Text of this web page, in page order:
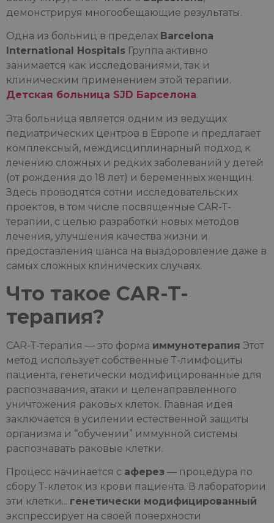
демонстрируя многообещающие результаты.
Одна из больниц в пределах Barcelona
International Hospitals Группа активно
занимается как исследованиями, так и
клиническим применением этой терапии.
Детская больница SJD Барселона.
Эта больница является одним из ведущих
педиатрических центров в Европе и предлагает
комплексный, междисциплинарный подход к
лечению сложных и редких заболеваний у детей
(от рождения до 18 лет) и беременных женщин.
Здесь проводятся сотни исследовательских
проектов, в том числе посвященные CAR-T-
терапии, с целью разработки новых методов
лечения, улучшения качества жизни и
предоставления шанса на выздоровление даже в
самых сложных клинических случаях.
Что такое CAR-T-
терапия?
CAR-T-терапия — это форма иммунотерапия Этот
метод использует собственные Т-лимфоциты
пациента, генетически модифицированные для
распознавания, атаки и целенаправленного
уничтожения раковых клеток. Главная идея
заключается в усилении естественной защиты
организма и “обучении” иммунной системы
распознавать раковые клетки.
Процесс начинается с аферез — процедура по
сбору Т-клеток из крови пациента. В лаборатории
эти клетки... генетически модифицированный
экспрессирует на своей поверхности